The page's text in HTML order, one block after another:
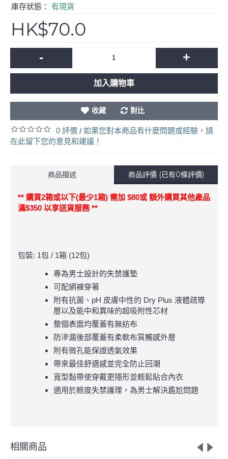
庫存狀態： 有現貨
HK$70.0
- +
加入購物車
收藏 對比
0 評價 / 如果您對本商品有什麼問題或經驗，請
在此留下您的意見和建議！
商品描述 商品評價 (已有0條評價)
** 購買2箱或以下(最少1箱) 需加 $80或 額外購買其他產品
滿$350 以享送貨服務 **
包裝: 1包 / 1箱 (12包)
專為男士設計的失禁護墊
可配網褲穿著
附有抗菌、pH 皮膚中性的 Dry Plus 液體疏導
層以及能中和異味的超吸附性芯材
整個表面均覆蓋有無紡布
防滲漏後部覆蓋有柔軟布質觸感外層
附有微孔能保證透氣效果
帶來最佳舒適感並完全防止回潮
寬型黏帶使穿戴更隱形並輕鬆貼合內衣
適用於輕度失禁護理，為男士解決尷尬問題
相關商品